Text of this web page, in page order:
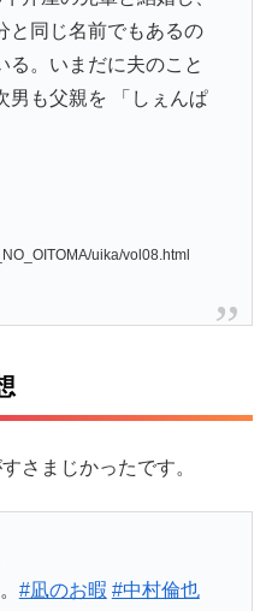
と同じ名前でもあるの
る。いまだに夫のこと
男も父親を 「しぇんぱ
uika/vol08.html
さまじかったです。
#凪のお暇 #中村倫也